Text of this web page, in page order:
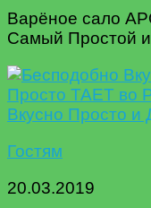
Варёное сало
Самый Простой и
Гостям
20.03.2019